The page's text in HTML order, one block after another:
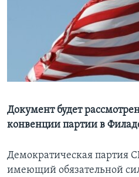
Learning English
СОЦИАЛЬНЫЕ СЕТИ
Языки
Документ будет
конвенции партии в
Демократическая партия
имеющий обязательной